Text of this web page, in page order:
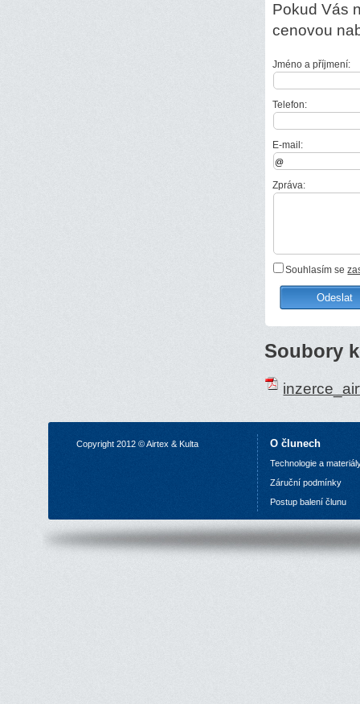
Pokud Vás
cenovou
Jméno a příjmení:
Telefon:
E-mail:
Zpráva:
Souhlasím se
Soubory
Copyright 2012 © Airtex & Kulta O člunech
Technologie a
Záruční podmínky
Postup balení člunu